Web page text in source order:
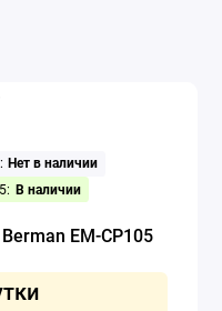
Нет в наличии
В наличии
EM-CP105